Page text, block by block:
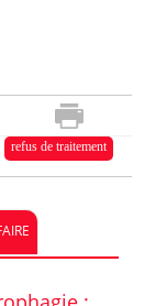
refus de traitement